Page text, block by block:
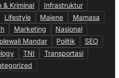
& Kriminal
Infrastruktur
Lifestyle Majene
Mamasa
Marketing
Nasional
Mandar Politik
SEO
TNI
Transportasi